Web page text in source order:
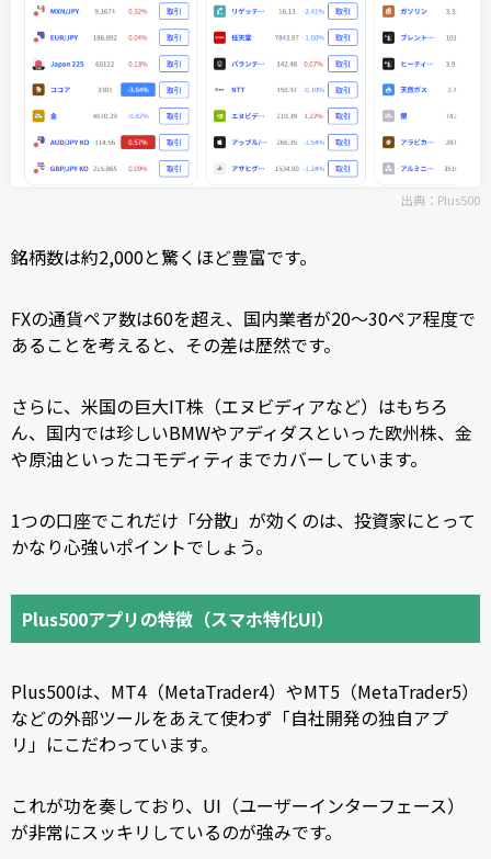
出典： Plus500
銘柄数は約2,000と驚くほど豊富です。
FXの通貨ペア数は60を超え、国内業者が20〜30ペア程度で
あることを考えると、その差は歴然です。
さらに、米国の巨大IT株（エヌビディアなど）はもちろ
ん、国内では珍しいBMWやアディダスといった欧州株、金
や原油といったコモディティまでカバーしています。
1つの口座でこれだけ「分散」が効くのは、投資家にとって
かなり心強いポイントでしょう。
Plus500アプリの特徴（スマホ特化UI）
Plus500は、MT4（MetaTrader4）やMT5（MetaTrader5）
などの外部ツールをあえて使わず「自社開発の独自アプ
リ」にこだわっています。
これが功を奏しており、UI（ユーザーインターフェース）
が非常にスッキリしているのが強みです。